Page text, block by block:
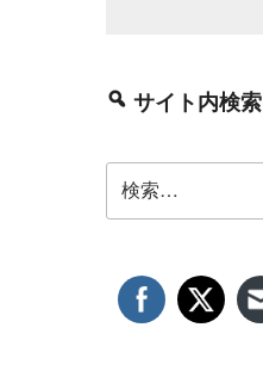
サイト内検索
索: